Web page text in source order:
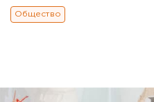
Общество